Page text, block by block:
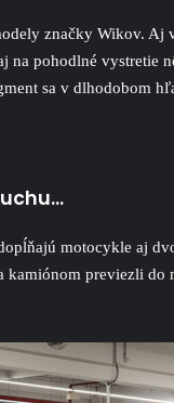
značky Wikov. Aj
na pohodlné
sa v dlhodobom
motocykle aj
previezli do